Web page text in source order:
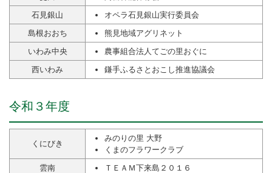
石見銀山
オペラ石見銀山実行委員会
島根おおち
熊見地域アグリネット
いわみ中央
農事組合法人てごの里おぐに
西いわみ
鎌手ふるさとおこし推進協議会
令和３年度
くにびき
みのりの里 大野
くまのフラワークラブ
雲南
ＴＥＡＭ下来島２０１６